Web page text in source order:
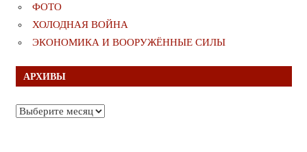
ФОТО
ХОЛОДНАЯ ВОЙНА
ЭКОНОМИКА И ВООРУЖЁННЫЕ СИЛЫ
АРХИВЫ
Архивы